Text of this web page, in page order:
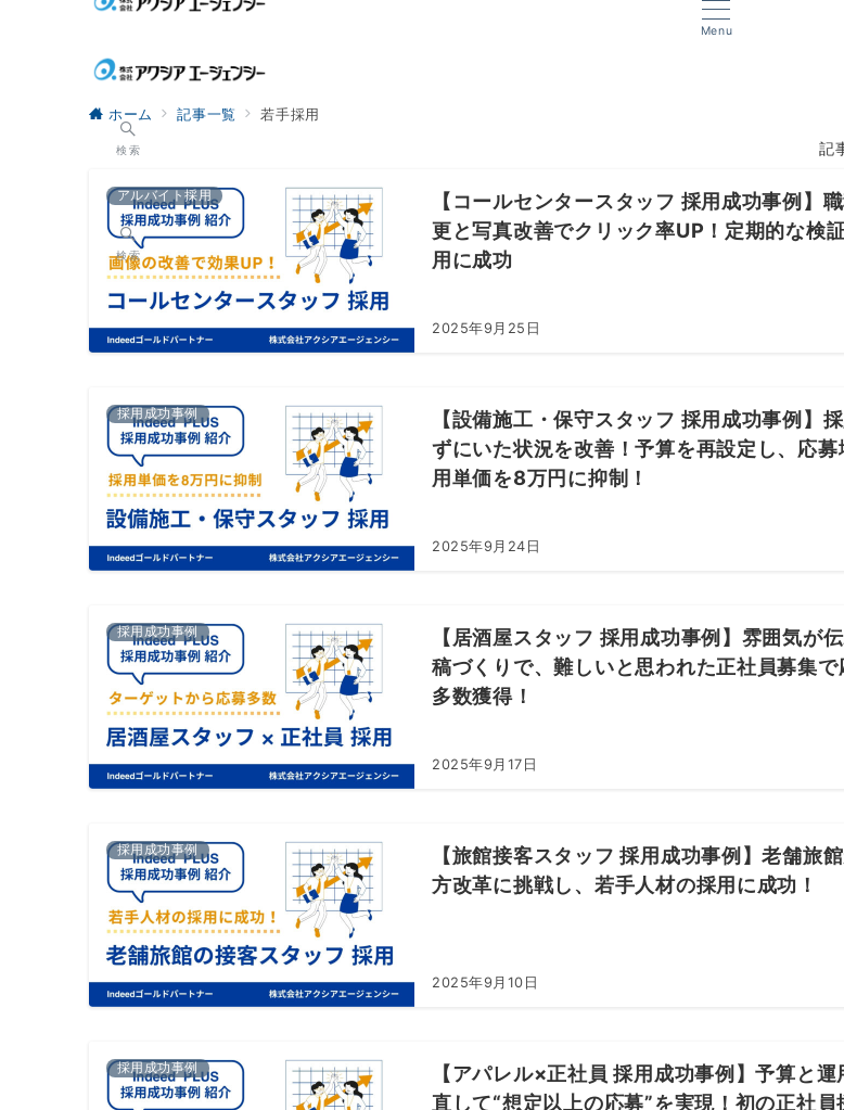
Menu
記
検索
検索
ホーム 記事一覧 若手採用
アルバイト採用
【コールセンタースタッフ 採用成功事例】
更と写真改善でクリック率UP！定期的な検
用に成功
2025年9月25日
採用成功事例
【設備施工・保守スタッフ 採用成功事例】
ずにいた状況を改善！予算を再設定し、応募
用単価を8万円に抑制！
2025年9月24日
採用成功事例
【居酒屋スタッフ 採用成功事例】雰囲気が
稿づくりで、難しいと思われた正社員募集で
多数獲得！
2025年9月17日
採用成功事例
【旅館接客スタッフ 採用成功事例】老舗旅
方改革に挑戦し、若手人材の採用に成功！
2025年9月10日
採用成功事例
【アパレル×正社員 採用成功事例】予算と運
直して“想定以上の応募”を実現！初の正社員